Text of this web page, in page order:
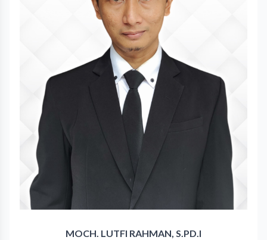
MOCH. LUTFI RAHMAN, S.PD.I